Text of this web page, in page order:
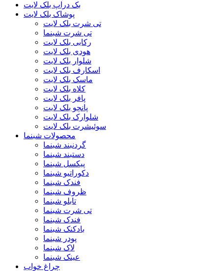
بک دراپ بلک لایت
پوشاک بلک لایت
تی شرت بلک لایت
تی شرت شبنما
رکابی بلک لایت
هودی بلک لایت
شلوار بلک لایت
اسکارف بلک لایت
ماسک بلک لایت
کلاه بلک لایت
پافر بلک لایت
پانچو بلک لایت
شلوارک بلک لایت
سوئیشرت بلک لایت
محصولات شبنما
گردنبند شبنما
دستبند شبنما
پیکسل شبنما
دکوراتیو شبنما
فندک شبنما
ظروف شبنما
تابلو شبنما
تی شرت شبنما
فندک شبنما
بادکنک شبنما
پودر شبنما
لاک شبنما
عینک شبنما
چراغ خواب